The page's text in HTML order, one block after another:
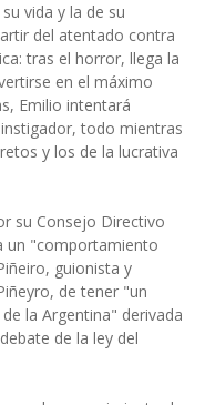
vida y la de su
del atentado contra
tras el horror, llega la
en el máximo
Emilio intentará
todo mientras
y los de la lucrativa
su Consejo Directivo
un "comportamiento
guionista y
de tener "un
la Argentina" derivada
de la ley del